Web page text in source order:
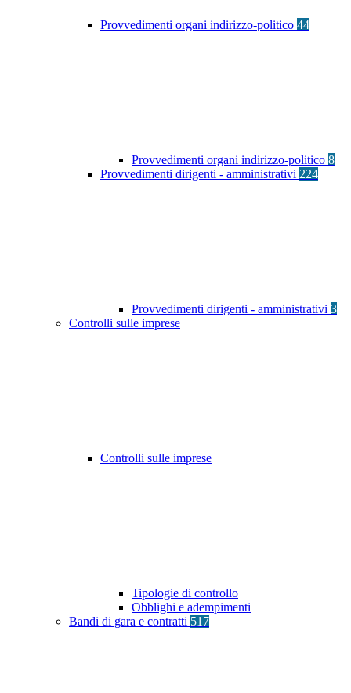
Provvedimenti organi indirizzo-politico 44
Provvedimenti organi indirizzo-politico 8
Provvedimenti dirigenti - amministrativi 224
Provvedimenti dirigenti - amministrativi 3
Controlli sulle imprese
Controlli sulle imprese
Tipologie di controllo
Obblighi e adempimenti
Bandi di gara e contratti 517